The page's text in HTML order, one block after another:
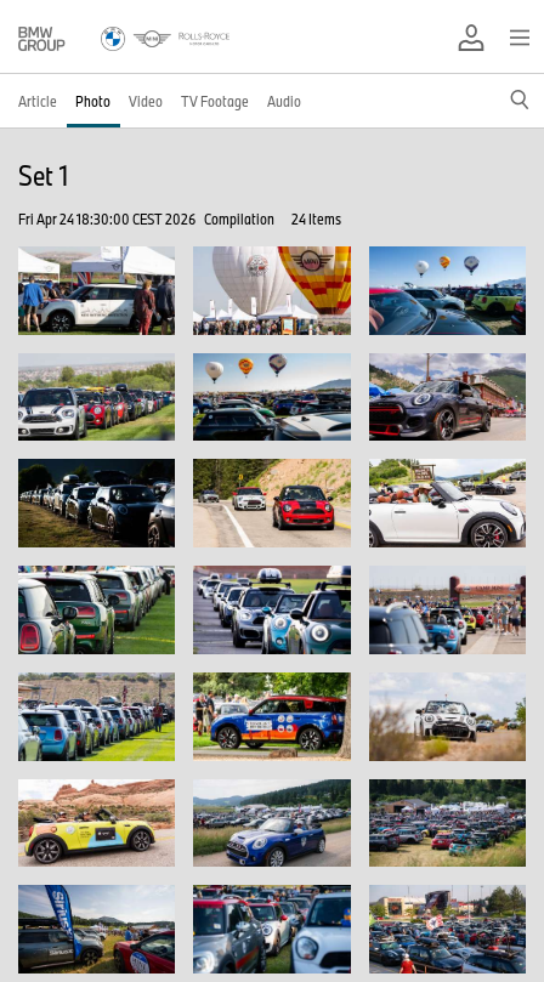
Article Photo Video TV Footage Audio
Set 1
Fri Apr 24 18:30:00 CEST 2026 Compilation 24 Items